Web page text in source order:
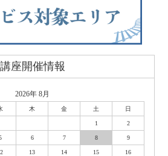
講座開催情報
2026年 8月
木 金 土 日
1 2
6 7 8 9
13 14 15 16